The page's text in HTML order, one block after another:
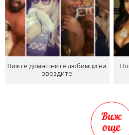
Вижте домашните любимци на
звездите
Виж
още